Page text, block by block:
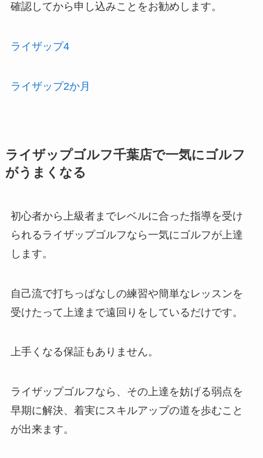
確認してから申し込みことをお勧めします。
ライザップ4
ライザップ2か月
ライザップゴルフ千葉店で一気にゴルフ
がうまくなる
初心者から上級者までレベルに合った指導を受け
られるライザップゴルフなら一気にゴルフが上達
します。
自己流で打ちっぱなしの練習や簡単なレッスンを
受けたって上達まで遠回りをしているだけです。
上手くなる保証もありません。
ライザップゴルフなら、その上達を妨げる弱点を
早期に解決、着実にスキルアップの道を歩むこと
が出来ます。